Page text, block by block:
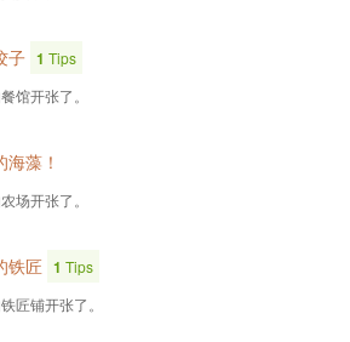
子 1 Tips
馆开张了。
海藻！
场开张了。
铁匠 1 Tips
匠铺开张了。